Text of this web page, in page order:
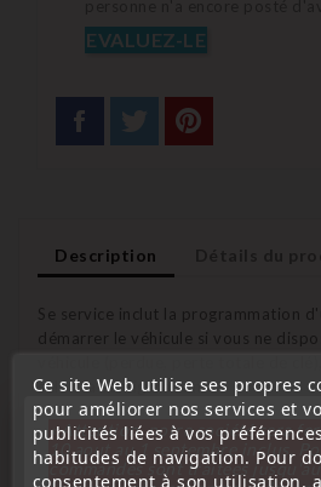
EVALUEZ-LE
Description
Se service inclut la programmation
démarrer le véhicule si vous ne
selon la configuration.
Pour cela il suffit de nous envoyer
immobilisateur.
Ce site Web utilise ses propres
pour améliorer nos services et
publicités liées à vos
habitudes de navigation. Pour
consentement à son utilisation,
« Attention, notre société sera
10 aout au 1 septembre inclus.
commandes sont traitées